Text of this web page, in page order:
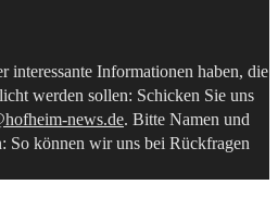
interessante Informationen haben, die
werden sollen: Schicken Sie uns
news.de. Bitte Namen und
So können wir uns bei Rückfragen